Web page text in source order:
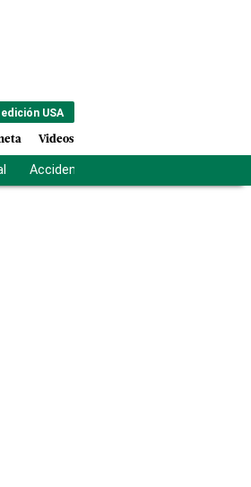
USA
Videos
Accidente Los Ríos